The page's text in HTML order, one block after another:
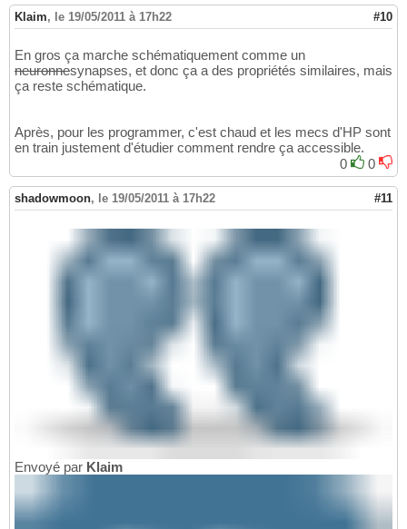
Klaim, le 19/05/2011 à 17h22 #10
En gros ça marche schématiquement comme un
neuronnesynapses, et donc ça a des propriétés similaires, mais
ça reste schématique.
Après, pour les programmer, c'est chaud et les mecs d'HP sont
en train justement d'étudier comment rendre ça accessible.
0
0
shadowmoon, le 19/05/2011 à 17h22 #11
Envoyé par Klaim